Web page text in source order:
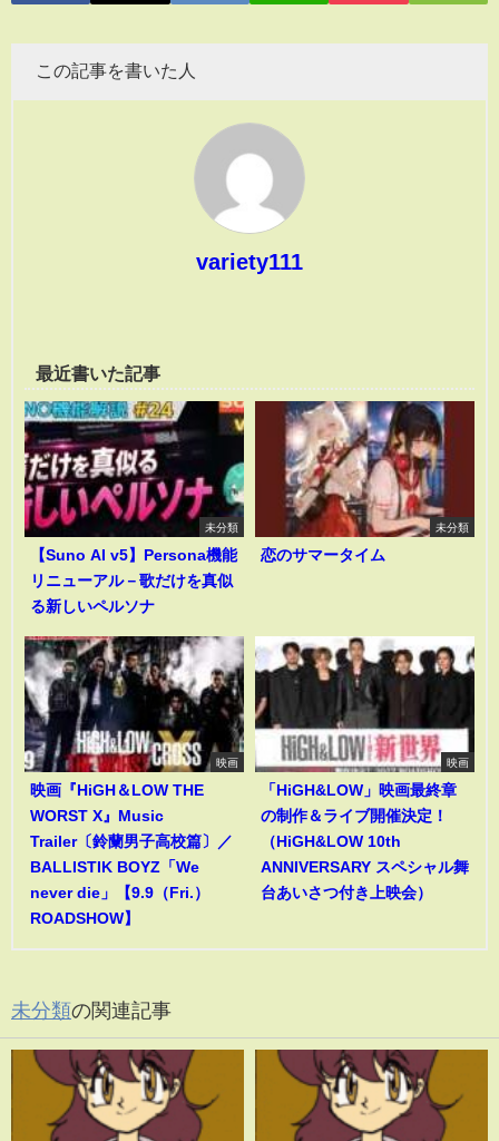
この記事を書いた人
variety111
最近書いた記事
未分類
【Suno AI v5】Persona機能
リニューアル－歌だけを真似
る新しいペルソナ
未分類
恋のサマータイム
映画
映画『HiGH＆LOW THE
WORST X』Music
Trailer〔鈴蘭男子高校篇〕／
BALLISTIK BOYZ「We
never die」【9.9（Fri.）
ROADSHOW】
映画
「HiGH&LOW」映画最終章
の制作＆ライブ開催決定！
（HiGH&LOW 10th
ANNIVERSARY スペシャル舞
台あいさつ付き上映会）
未分類の関連記事